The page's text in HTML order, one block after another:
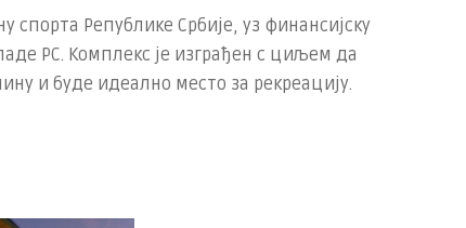
спорта Републике Србије, уз финансијску
РС. Комплекс је изграђен с циљем да
и буде идеално место за рекреацију.